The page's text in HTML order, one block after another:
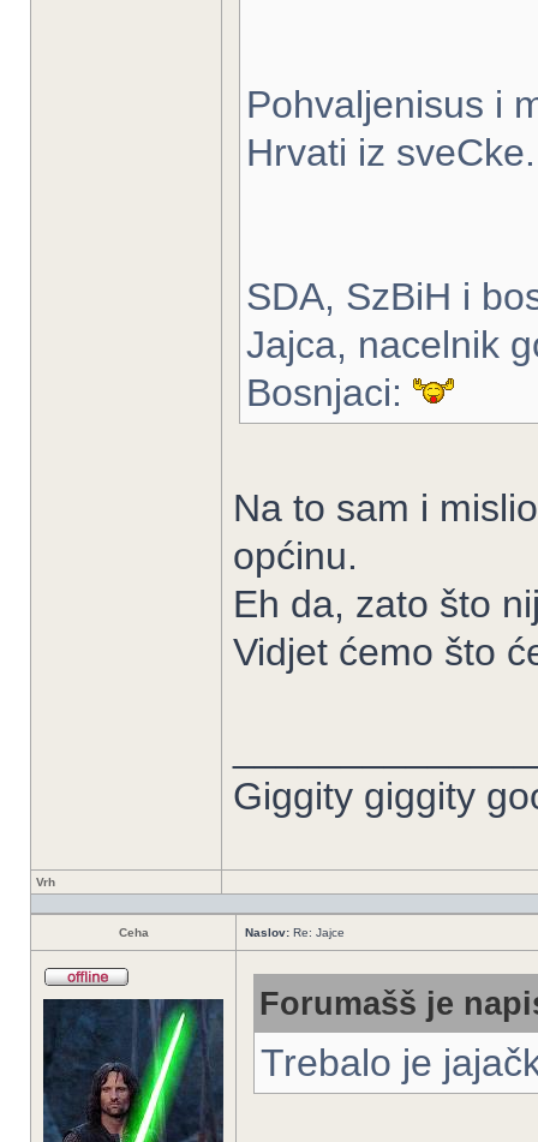
Pohvaljenisus i
Hrvati iz sveCke.
SDA, SzBiH i
Jajca, nacelnik
Bosnjaci:
Na to sam i
općinu.
Eh da, zato što
Vidjet ćemo što
Giggity giggity
Vrh
Ceha Naslov: Re: Jajce
Forumašš je
Trebalo je